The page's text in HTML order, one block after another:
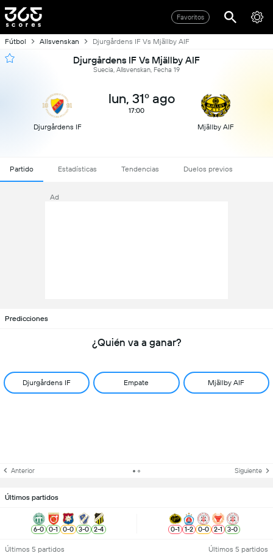
Favoritos
Fútbol Allsvenskan Djurgårdens IF Vs Mjällby AIF
Djurgårdens IF Vs Mjällby AIF
Suecia, Allsvenskan, Fecha 19
Djurgårdens IF
lun, 31º ago
17:00
Mjällby AIF
Partido Estadísticas Tendencias Duelos previos
Ad
Predicciones
¿Quién va a ganar?
Djurgårdens IF Empate Mjällby AIF
Anterior Siguiente
Últimos partidos
6-0 0-1 0-0 3-0 2-4 0-1 1-2 0-0 2-1 3-0
Últimos 5 partidos Últimos 5 partidos